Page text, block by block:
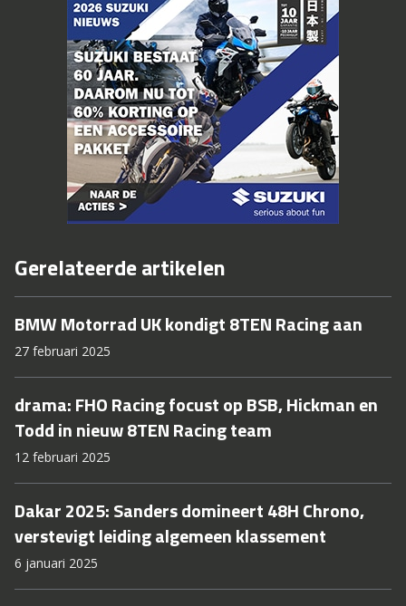
Gerelateerde artikelen
BMW Motorrad UK kondigt 8TEN Racing aan
27 februari 2025
drama: FHO Racing focust op BSB, Hickman en
Todd in nieuw 8TEN Racing team
12 februari 2025
Dakar 2025: Sanders domineert 48H Chrono,
verstevigt leiding algemeen klassement
6 januari 2025